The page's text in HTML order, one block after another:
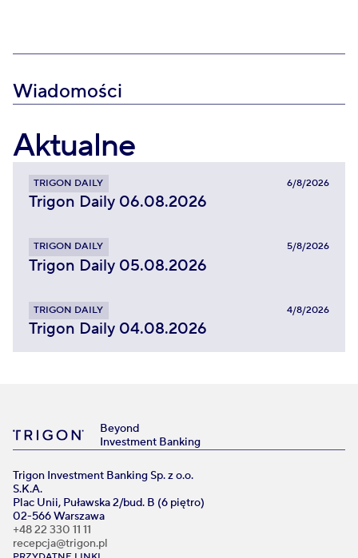
Wiadomości
Aktualne
TRIGON DAILY 6/8/2026
Trigon Daily 06.08.2026
TRIGON DAILY 5/8/2026
Trigon Daily 05.08.2026
TRIGON DAILY 4/8/2026
Trigon Daily 04.08.2026
Beyond
Investment Banking
Trigon Investment Banking Sp. z o.o.
S.K.A.
Plac Unii, Puławska 2/bud. B (6 piętro)
02-566 Warszawa
+48 22 330 11 11
recepcja@trigon.pl